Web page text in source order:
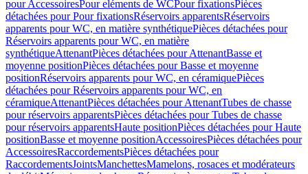
pour AccessoiresPour eléments de WCPour fixationsPièces
détachées pour Pour fixationsRéservoirs apparentsRéservoirs
apparents pour WC, en matière synthétiquePièces détachées pour
Réservoirs apparents pour WC, en matière
synthétiqueAttenantPièces détachées pour AttenantBasse et
moyenne positionPièces détachées pour Basse et moyenne
positionRéservoirs apparents pour WC, en céramiquePièces
détachées pour Réservoirs apparents pour WC, en
céramiqueAttenantPièces détachées pour AttenantTubes de chasse
pour réservoirs apparentsPièces détachées pour Tubes de chasse
pour réservoirs apparentsHaute positionPièces détachées pour Haute
positionBasse et moyenne positionAccessoiresPièces détachées pour
AccessoiresRaccordementsPièces détachées pour
RaccordementsJointsManchettesMamelons, rosaces et modérateurs